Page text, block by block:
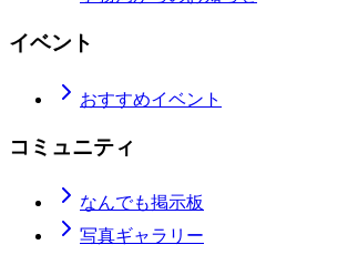
イベント
おすすめイベント
コミュニティ
なんでも掲示板
写真ギャラリー